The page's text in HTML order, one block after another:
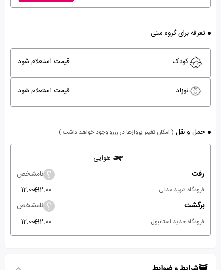
تعرفه برای گروه سنی
کودک قیمت استعلام شود
نوزاد قیمت استعلام شود
حمل و نقل ( امکان تغییر پروازها در رزرو وجود خواهد داشت )
هوایی
رفت
نامشخص
فرودگاه شهید مدنی 12:00
12:00
برگشت
نامشخص
فرودگاه جدید استانبول 12:00
12:00